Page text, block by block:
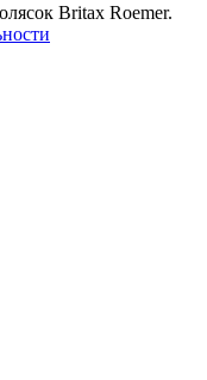
Britax Roemer.